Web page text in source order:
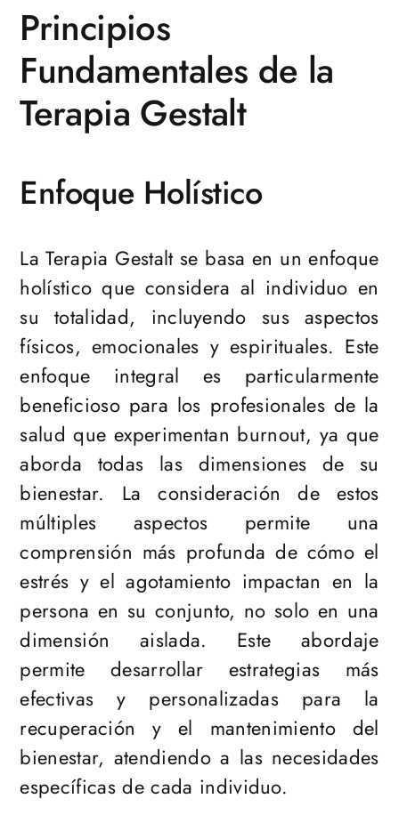
Principios
Fundamentales de la
Terapia Gestalt
Enfoque Holístico
La Terapia Gestalt se basa en un enfoque
holístico que considera al individuo en
su totalidad, incluyendo sus aspectos
físicos, emocionales y espirituales. Este
enfoque integral es particularmente
beneficioso para los profesionales de la
salud que experimentan burnout, ya que
aborda todas las dimensiones de su
bienestar. La consideración de estos
múltiples aspectos permite una
comprensión más profunda de cómo el
estrés y el agotamiento impactan en la
persona en su conjunto, no solo en una
dimensión aislada. Este abordaje
permite desarrollar estrategias más
efectivas y personalizadas para la
recuperación y el mantenimiento del
bienestar, atendiendo a las necesidades
específicas de cada individuo.